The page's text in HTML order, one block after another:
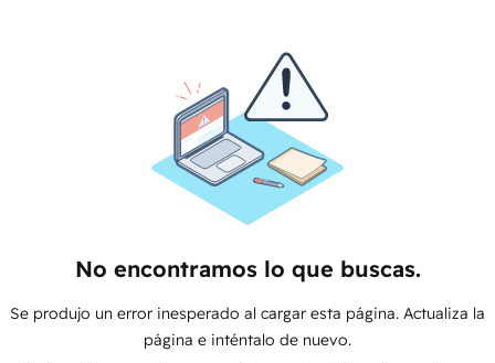
No encontramos lo que buscas.
Se produjo un error inesperado al cargar esta página. Actualiza la
página e inténtalo de nuevo.